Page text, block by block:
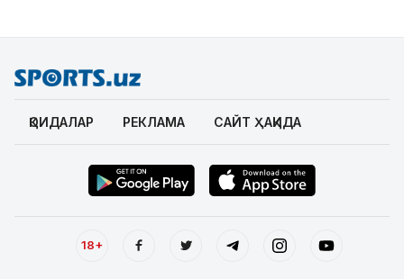
ҚОИДАЛАР РЕКЛАМА САЙТ ҲАҚИДА
18+